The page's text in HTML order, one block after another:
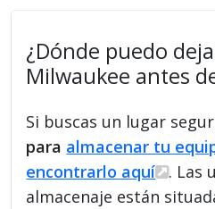
¿Dónde puedo
Milwaukee antes
Si buscas un lugar
para almacenar tu
encontrarlo aquí
. Las
almacenaje están